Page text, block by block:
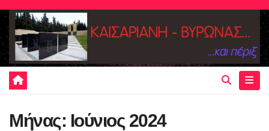
Skip
content
Μήνας: Ιούνιος 2024